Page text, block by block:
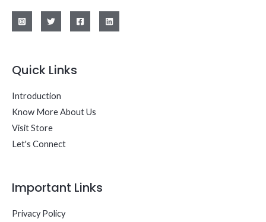
Quick Links
Introduction
Know More About Us
Visit Store
Let's Connect
Important Links
Privacy Policy